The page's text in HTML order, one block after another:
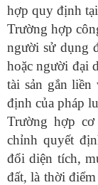
hợp quy định
Trường hợp
người sử dụng
hoặc người đại
tài sản gắn
định của pháp
Trường hợp
chỉnh quyết
đổi diện tích,
đất, là thời